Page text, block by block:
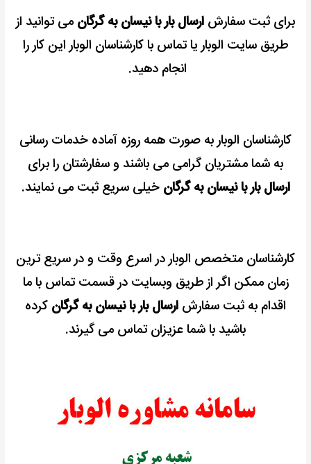
برای ثبت سفارش ارسال بار با نیسان به گرگان می توانید از
طریق سایت الوبار یا تماس با کارشناسان الوبار این کار را
انجام دهید.
کارشناسان الوبار به صورت همه روزه آماده خدمات رسانی
به شما مشتریان گرامی می باشند و سفارشتان را برای
ارسال بار با نیسان به گرگان خیلی سریع ثبت می نمایند.
کارشناسان متخصص الوبار در اسرع وقت و در سریع ترین
زمان ممکن اگر از طریق وبسایت در قسمت تماس با ما
اقدام به ثبت سفارش ارسال بار با نیسان به گرگان کرده
باشید با شما عزیزان تماس می گیرند.